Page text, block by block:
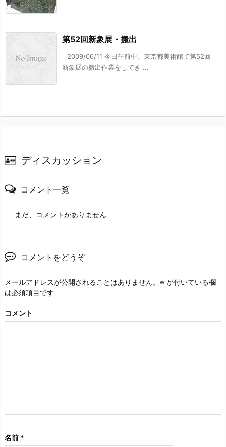
第52回新象展・搬出
2009/06/11 今日午前中、東京都美術館で第52回
新象展の搬出作業をしてき ...
ディスカッション
コメント一覧
まだ、コメントがありません
コメントをどうぞ
メールアドレスが公開されることはありません。 ※ が付いている欄
は必須項目です
コメント
名前 *